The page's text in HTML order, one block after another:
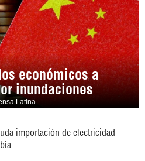
económicos a
inundaciones
Latina
importación de electricidad